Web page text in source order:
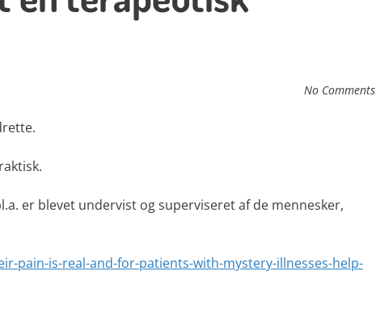
No Comments
er blevet undervist og superviseret af de mennesker,
pain-is-real-and-for-patients-with-mystery-illnesses-help-